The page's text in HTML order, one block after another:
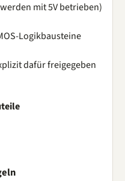
mit 5V betrieben)
Logikbausteine
dafür freigegeben